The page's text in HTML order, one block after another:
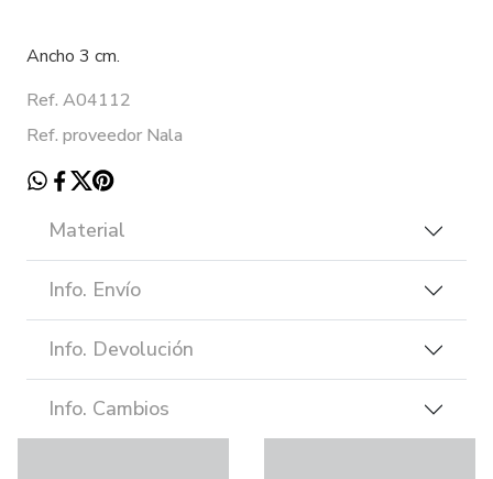
Ancho 3 cm.
Ref. A04112
Ref. proveedor Nala
Material
Info. Envío
Info. Devolución
Info. Cambios